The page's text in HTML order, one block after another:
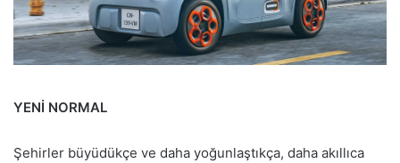
YENİ NORMAL
Şehirler büyüdükçe ve daha yoğunlaştıkça, daha akıllıca